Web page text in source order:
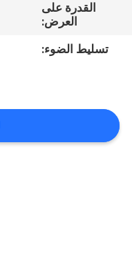
مراقبة
الجودة
بنا
القدرة على
العرض:
تسليط الضوء: